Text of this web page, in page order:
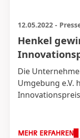
12.05.2022 -
Henkel
Die
Umgebung e.V.
Stoffen und
MEHR ERFAHREN